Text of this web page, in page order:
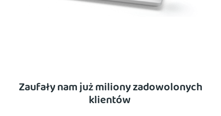
Zaufały nam już miliony zadowolonych
klientów